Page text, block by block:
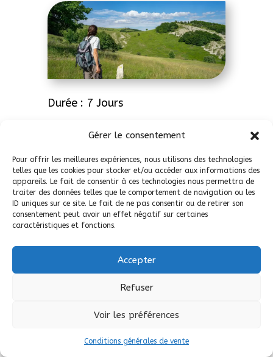
Gérer le consentement
Pour offrir les meilleures expériences, nous utilisons des technologies
telles que les cookies pour stocker et/ou accéder aux informations des
appareils. Le fait de consentir à ces technologies nous permettra de
traiter des données telles que le comportement de navigation ou les
ID uniques sur ce site. Le fait de ne pas consentir ou de retirer son
consentement peut avoir un effet négatif sur certaines
caractéristiques et fonctions.
Accepter
Refuser
Voir les préférences
Conditions générales de vente
Durée : 7 Jours
et 6 Nuits
Niveau : 3 Chaussures
Les Chemins de Traverse, côté Provence,
c’est sur les terres de Giono, sur les traces
de 3 abbayes Chalaisiennes.
Un peu à l’image d’une transhumance, nous
Buëch par les hauteurs.
Notre parcours est chargé de son
et son abbaye préservée, domine